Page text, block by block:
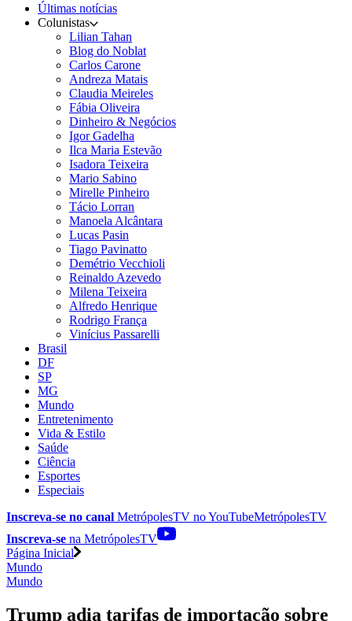
Últimas notícias
Colunistas
Lilian Tahan
Blog do Noblat
Carlos Carone
Andreza Matais
Claudia Meireles
Fábia Oliveira
Dinheiro & Negócios
Igor Gadelha
Ilca Maria Estevão
Isadora Teixeira
Mario Sabino
Mirelle Pinheiro
Tácio Lorran
Manoela Alcântara
Lucas Pasin
Tiago Pavinatto
Demétrio Vecchioli
Reinaldo Azevedo
Milena Teixeira
Alfredo Henrique
Rodrigo França
Vinícius Passarelli
Brasil
DF
SP
MG
Mundo
Entretenimento
Vida & Estilo
Saúde
Ciência
Esportes
Especiais
Inscreva-se no canal MetrópolesTV noYouTubeMetrópolesTV
Inscreva-se na MetrópolesTV
Página Inicial
Mundo
Mundo
Trump adia tarifas de importação sobre